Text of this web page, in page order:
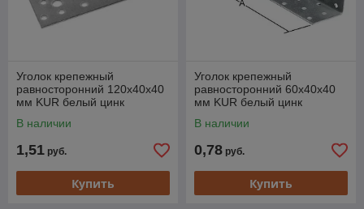
Уголок крепежный
равносторонний 120х40х40
мм KUR белый цинк
В наличии
1,51 руб.
Купить
Уголок крепежный
равносторонний 60х40х40
мм KUR белый цинк
В наличии
0,78 руб.
Купить